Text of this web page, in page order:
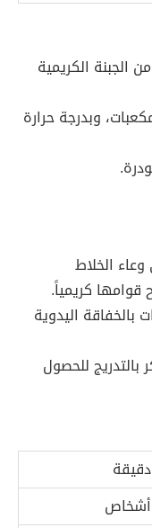
الجبنة الكريمية
وبدرجة حرارة
الخلاط
كريمياً.
بالخفاقة اليدوية
للحصول